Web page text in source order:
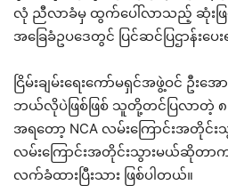
လုံ ညီလာခံမှ ထွက်ပေါ်လာသည့် ဆုံးဖြ
အခြေခံဥပဒေတွင် ပြင်ဆင်ပြဌာန်းပေ
ငြိမ်းချမ်းရေးကော်မရှင်အဖွဲ့ဝင် ဦ
ဘယ်လိုပဲဖြစ်ဖြစ် သူတို့တင်ပြလာတဲ့ ၈
အရတော့ NCA လမ်းကြောင်းအတိုင်းသွ
လမ်းကြောင်းအတိုင်းသွားမယ်ဆိုတာ
လက်ခံထားပြီးသား ဖြစ်ပါတယ်။